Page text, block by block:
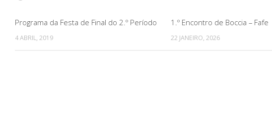
Programa da Festa de Final do 2.º Período
4 ABRIL, 2019
1.º Encontro de Boccia – Fafe
22 JANEIRO, 2026